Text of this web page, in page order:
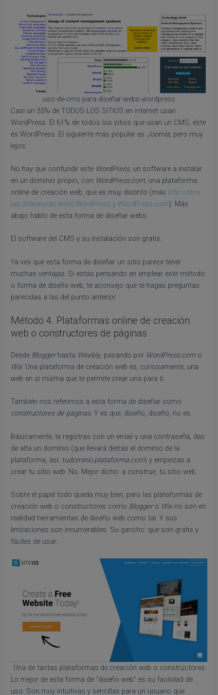
uso-de-cms-para-diseñar-webs-wordpress
Casi un 35% de TODOS LOS SITIOS en internet usan
WordPress. El 61% de todos los sitios que usan un CMS, éste
es WordPress. El siguiente más popular es Joomla , pero muy
lejos.
No hay que confundir este WordPress, un software a instalar
en un dominio propio, con WordPress.com, una plataforma
online de creación web, que es muy distinto (más info sobre
las diferencias entre WordPress y WordPress.com). Más
abajo hablo de esta forma de diseñar webs.
El software del CMS y su instalación son gratis.
Ya ves que esta forma de diseñar un sitio parece tener
muchas ventajas. Si estás pensando en emplear este método
o forma de diseño web, te aconsejo que te hagas preguntas
parecidas a las del punto anterior.
Método 4. Plataformas online de creación
web o constructores de páginas
Desde Bloggerhasta Weebly, pasando por WordPress.com o
Wix. Una plataforma de creación web es, curiosamente, una
web en sí misma que te permite crear una para ti.
También nos referimos a esta forma de diseñar como
constructores de páginas. Y es que, diseño, diseño, no es.
Básicamente, te registras con un email y una contraseña, das
de alta un dominio (que llevará detrás el dominio de la
plataforma, así: tudominio.plataforma.com) y empiezas a
crear tu sitio web. No. Mejor dicho: a construir, tu sitio web.
Sobre el papel todo queda muy bien, pero las plataformas de
creación web o constructores como Bloggero Wixno son en
realidad herramientas de diseño web como tal. Y sus
limitaciones son innumerables. Su gancho: que son gratis y
fáciles de usar.
Una de tantas plataformas de creación web o constructores
Lo mejor de esta forma de “diseño web” es su facilidad de
uso. Son muy intuitivas y sencillas para un usuario que